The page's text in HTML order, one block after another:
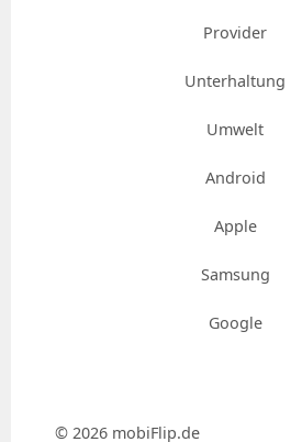
Provider
Unterhaltung
Umwelt
Android
Apple
Samsung
Google
© 2026 mobiFlip.de